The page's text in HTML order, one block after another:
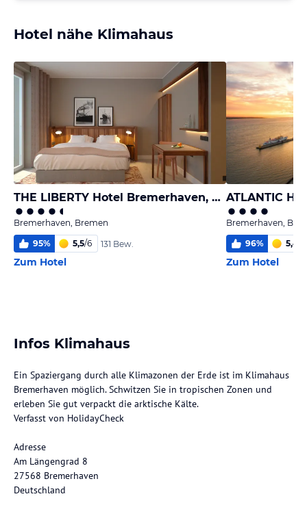
Hotel nähe Klimahaus
THE LIBERTY Hotel Bremerhaven, BW Signature Collection
Bremerhaven, Bremen
95% 5,5/6 131 Bew.
Zum Hotel
ATLANTIC
Bremerhaven,
96% 5,4
Zum Hotel
Infos Klimahaus
Ein Spaziergang durch alle Klimazonen der Erde ist im Klimahaus
Bremerhaven möglich. Schwitzen Sie in tropischen Zonen und
erleben Sie gut verpackt die arktische Kälte.
Verfasst von HolidayCheck
Adresse
Am Längengrad 8
27568 Bremerhaven
Deutschland